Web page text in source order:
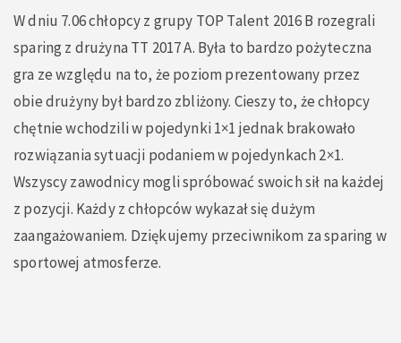
W dniu 7.06 chłopcy z grupy TOP Talent 2016 B rozegrali
sparing z drużyna TT 2017 A. Była to bardzo pożyteczna
gra ze względu na to, że poziom prezentowany przez
obie drużyny był bardzo zbliżony. Cieszy to, że chłopcy
chętnie wchodzili w pojedynki 1×1 jednak brakowało
rozwiązania sytuacji podaniem w pojedynkach 2×1.
Wszyscy zawodnicy mogli spróbować swoich sił na każdej
z pozycji. Każdy z chłopców wykazał się dużym
zaangażowaniem. Dziękujemy przeciwnikom za sparing w
sportowej atmosferze.